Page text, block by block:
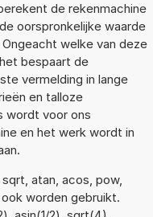
de rekenmachine
oorspronkelijke waarde
welke van deze
bespaart de
vermelding in lange
en talloze
wordt voor ons
en het werk wordt in
atan, acos, pow,
worden gebruikt.